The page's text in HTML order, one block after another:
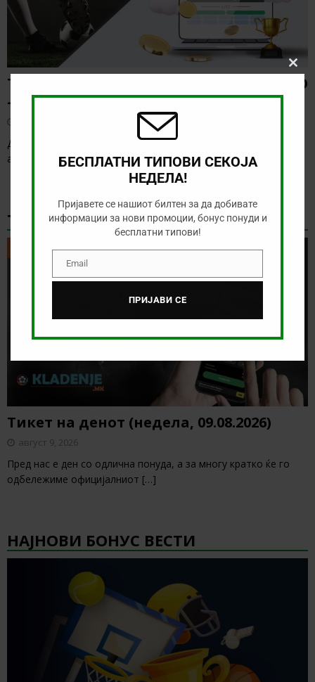
ТИП НА ДЕНОТ (08.08.2026, 21:00) ГРЕМИО
– САО ПАОЛО
Денес нема голема понуда за обложување, а ние ќе го
анализираме дуелот од бразилското првенство […]
ТИКЕТ НА ДЕНОТ
ТИКЕТ НА ДЕНОТ
Тикет на денот (недела, 09.08.2026)
август 9, 2026
Пред нас е ден со одлична понуда, а за многу кратко ќе го
одбележиме официјалниот […]
НАЈНОВИ БОНУС ВЕСТИ
this
БЕСПЛАТНИ ТИПОВИ СЕКОЈА
НЕДЕЛА!
Пријавете се нашиот билтен за да добивате
информации за нови промоции, бонус понуди и
бесплатни типови!
EmailEmail
ПРИЈАВИ СЕ